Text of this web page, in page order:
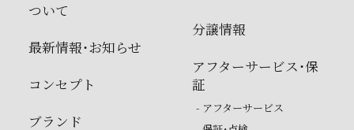
ついて
最新情報・お知らせ
コンセプト
ブランド
分譲情報
アフターサービス・保
証
- アフターサービス